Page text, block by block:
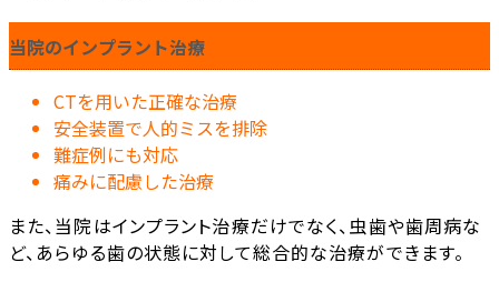
当院のインプラント治療
CTを用いた正確な治療
安全装置で人的ミスを排除
難症例にも対応
痛みに配慮した治療
また、当院はインプラント治療だけでなく、虫歯や歯周病な
ど、あらゆる歯の状態に対して総合的な治療ができます。